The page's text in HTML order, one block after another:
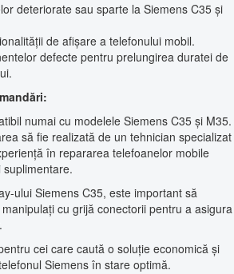
deteriorate sau sparte la Siemens C35 și
de afișare a telefonului mobil.
defecte pentru prelungirea duratei de
numai cu modelele Siemens C35 și M35.
să fie realizată de un tehnician specializat
în repararea telefoanelor mobile
ului Siemens C35, este important să
cu grijă conectorii pentru a asigura
cei care caută o soluție economică și
Siemens în stare optimă.